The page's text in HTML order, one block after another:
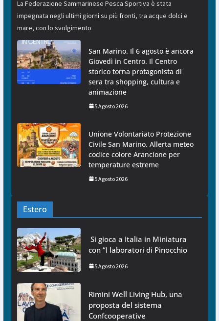
La Federazione Sammarinese Pesca Sportiva è stata
impegnata negli ultimi giorni su più fronti, tra acque dolci e
mare, con lo svolgimento
San Marino. Il 6 agosto è ancora
Giovedì in Centro. Il Centro
storico torna protagonista di
sera tra shopping, cultura e
animazione
5 Agosto 2026
Unione Volontariato Protezione
Civile San Marino. Allerta meteo
codice colore Arancione per
temperature estreme
5 Agosto 2026
Estero
Si gioca a Italia in Miniatura
con “I laboratori di Pinocchio
5 Agosto 2026
Rimini Well Living Hub, una
proposta del sistema
Confcooperative